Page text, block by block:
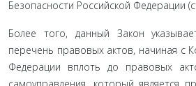
Безопасности Российской Федерации
Более того, данный Закон
перечень правовых актов, начиная с
Федерации вплоть до правовых